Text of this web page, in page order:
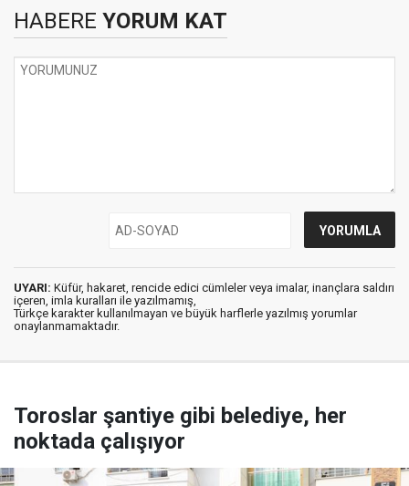
HABERE YORUM KAT
UYARI: Küfür, hakaret, rencide edici cümleler veya imalar, inançlara saldırı
içeren, imla kuralları ile yazılmamış,
Türkçe karakter kullanılmayan ve büyük harflerle yazılmış yorumlar
onaylanmamaktadır.
Toroslar şantiye gibi belediye, her
noktada çalışıyor